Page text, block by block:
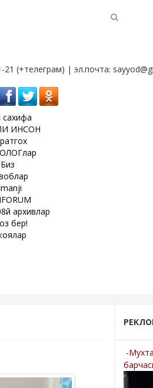
(+телеграм) | эл.почта:
ИНСОН
Биз
архивлар
бер!
-